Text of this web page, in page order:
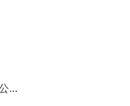
...